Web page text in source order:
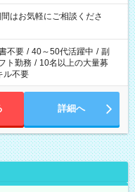
はお気軽にご相談くださ
不要 / 40～50代活躍中 / 副
ト勤務 / 10名以上の大量募
ル不要
詳細へ